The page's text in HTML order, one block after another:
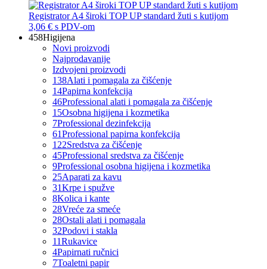
Registrator A4 široki TOP UP standard žuti s kutijom
3,06 € s PDV-om
458Higijena
Novi proizvodi
Najprodavanije
Izdvojeni proizvodi
138Alati i pomagala za čišćenje
14Papirna konfekcija
46Professional alati i pomagala za čišćenje
15Osobna higijena i kozmetika
7Professional dezinfekcija
61Professional papirna konfekcija
122Sredstva za čišćenje
45Professional sredstva za čišćenje
9Professional osobna higijena i kozmetika
25Aparati za kavu
31Krpe i spužve
8Kolica i kante
28Vreće za smeće
28Ostali alati i pomagala
32Podovi i stakla
11Rukavice
4Papirnati ručnici
7Toaletni papir